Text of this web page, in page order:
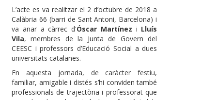
L’acte es va realitzar el 2 d’octubre de 2018 a
Calàbria 66 (barri de Sant Antoni, Barcelona) i
va anar a càrrec d'Óscar Martínez i Lluís
Vila, membres de la Junta de Govern del
CEESC i professors d’Educació Social a dues
universitats catalanes.
En aquesta jornada, de caràcter festiu,
familiar, amigable i distés s’hi conviden també
professionals de trajectòria i professorat que